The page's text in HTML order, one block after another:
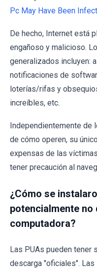
Pc May Have Been
De hecho, Internet está
engañoso y malicioso.
generalizados incluyen:
notificaciones de
loterías/rifas y
increíbles, etc.
Independientemente de
de cómo operen, su
expensas de las
tener precaución al
¿Cómo se
potencialmente no
computadora?
Las PUAs pueden
descarga "oficiales".